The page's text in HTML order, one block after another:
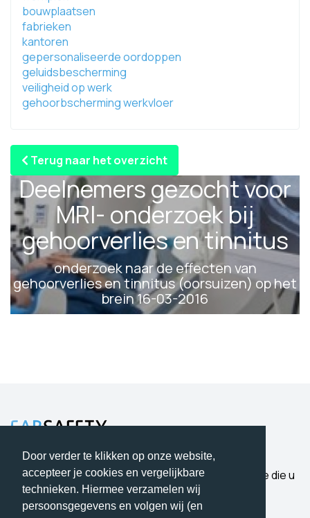
Door verder te klikken op onze website,
accepteer je cookies en vergelijkbare
technieken. Hiermee verzamelen wij
persoonsgegevens en volgen wij (en
bouwplaatsen
fabrieken
kantoren
gepersonaliseerde oordoppen
geluidsbescherming
veiligheid op werk
gehoorbscherming werkvloer
Terug naar het overzicht
Deelnemers gezocht voor
MRI- onderzoek bij
gehoorverlies en tinnitus
onderzoek naar de effecten van
gehoorverlies en tinnitus (oorsuizen) op het
brein 16-03-2016
Bescherming waar u op kunt vertrouwen. Expertise die u
hoort.